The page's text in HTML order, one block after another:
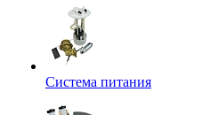
Система питания